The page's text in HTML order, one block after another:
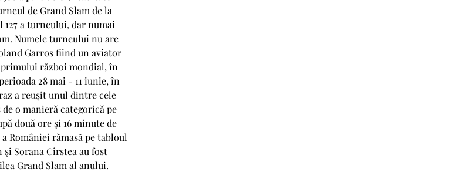
de Grand Slam de la
127 a turneului, dar numai
Numele turneului nu are
Garros fiind un aviator
război mondial, în
28 mai - 11 iunie, în
a reușit unul dintre cele
o manieră categorică pe
două ore și 16 minute de
României rămasă pe tabloul
şi Sorana Cîrstea au fost
Grand Slam al anului.